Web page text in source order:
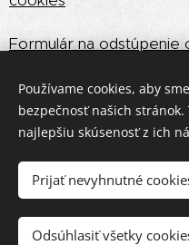
Formulár na odstúpenie
Reklamačný formulár
Art Floyd, s.r.o.
vydavateľstvo
autorov
Používame cookies, aby
bezpečnosť našich
najlepšiu skúsenosť z ich
Prijať nevyhnutné
Odsúhlasiť všetky